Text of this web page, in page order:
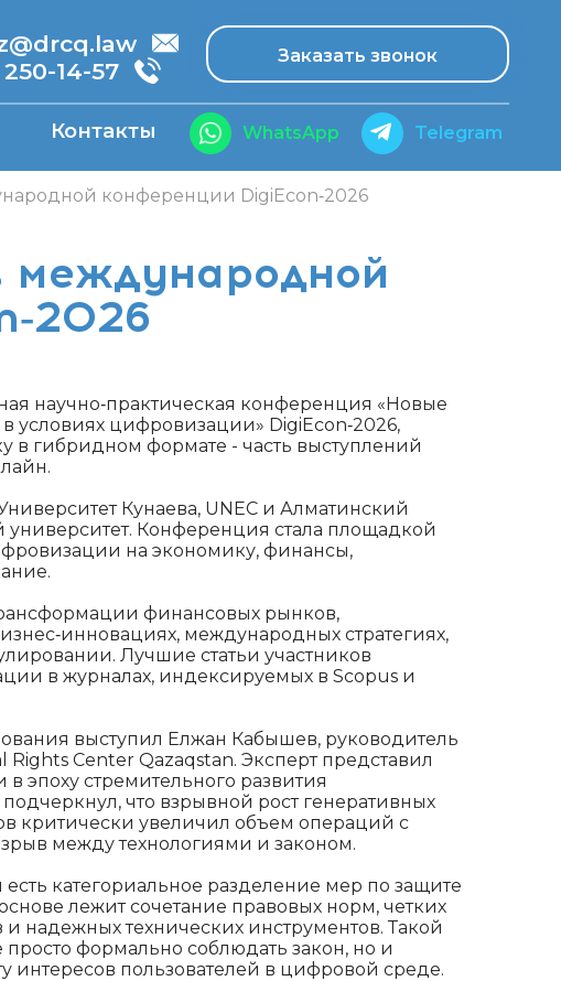
250-14-57
Заказать звонок
Контакты WhatsApp Telegram
конференции DigiEcon‑2026
международной
научно‑практическая конференция «Новые
цифровизации» DigiEcon‑2026,
в гибридном формате - часть выступлений
Кунаева, UNEC и Алматинский
университет. Конференция стала площадкой
на экономику, финансы,
финансовых рынков,
международных стратегиях,
Лучшие статьи участников
в журналах, индексируемых в Scopus и
выступил Елжан Кабышев, руководитель
Rights Center Qazaqstan. Эксперт представил
эпоху стремительного развития
что взрывной рост генеративных
критически увеличил объем операций с
между технологиями и законом.
категориальное разделение мер по защите
лежит сочетание правовых норм, четких
надежных технических инструментов. Такой
просто формально соблюдать закон, но и
интересов пользователей в цифровой среде.